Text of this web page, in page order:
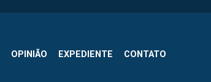
OPINIÃO EXPEDIENTE CONTATO